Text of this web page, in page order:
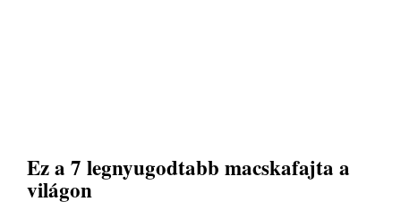
Ez a 7 legnyugodtabb macskafajta a
világon